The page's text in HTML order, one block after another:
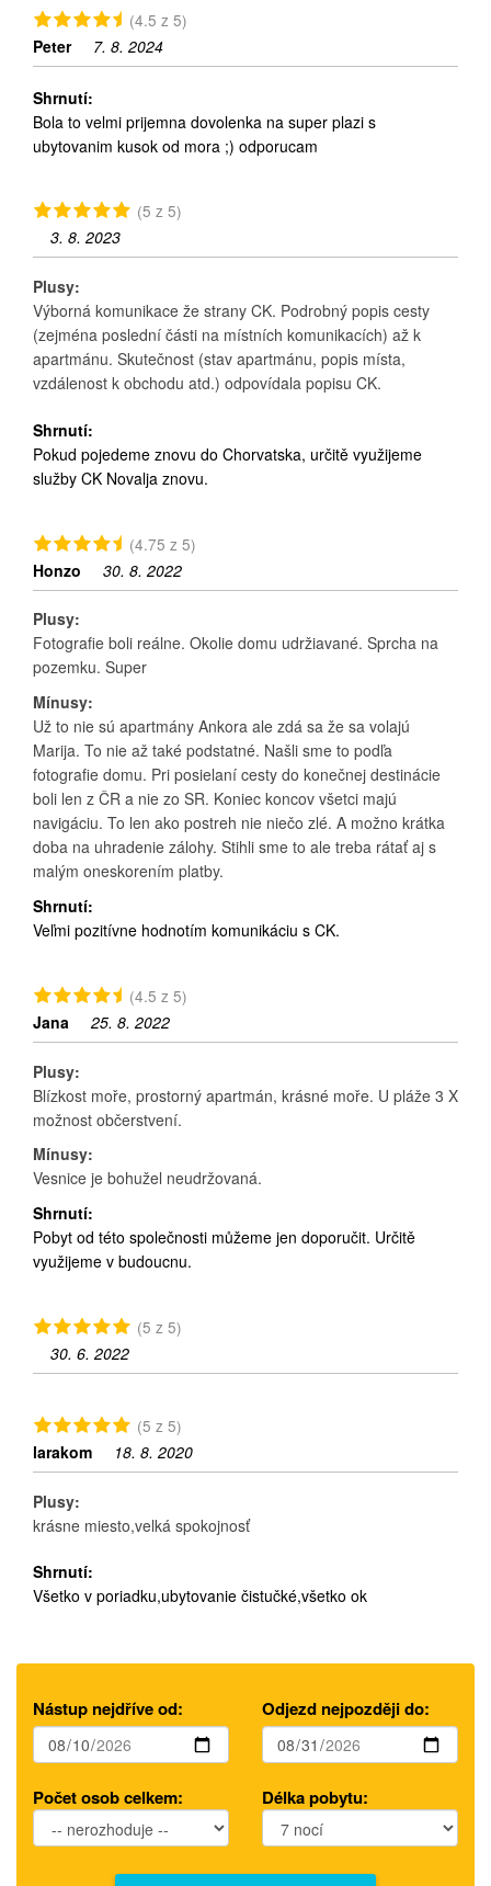
(4.5 z 5)
Peter
7. 8. 2024
Shrnutí:
Bola to velmi prijemna dovolenka na super plazi s
ubytovanim kusok od mora ;) odporucam
(5 z 5)
3. 8. 2023
Plusy:
Výborná komunikace že strany CK. Podrobný popis cesty
(zejména poslední části na místních komunikacích) až k
apartmánu. Skutečnost (stav apartmánu, popis místa,
vzdálenost k obchodu atd.) odpovídala popisu CK.
Shrnutí:
Pokud pojedeme znovu do Chorvatska, určitě využijeme
služby CK Novalja znovu.
(4.75 z 5)
Honzo
30. 8. 2022
Plusy:
Fotografie boli reálne. Okolie domu udržiavané. Sprcha na
pozemku. Super
Mínusy:
Už to nie sú apartmány Ankora ale zdá sa že sa volajú
Marija. To nie až také podstatné. Našli sme to podľa
fotografie domu. Pri posielaní cesty do konečnej destinácie
boli len z ČR a nie zo SR. Koniec koncov všetci majú
navigáciu. To len ako postreh nie niečo zlé. A možno krátka
doba na uhradenie zálohy. Stihli sme to ale treba rátať aj s
malým oneskorením platby.
Shrnutí:
Veľmi pozitívne hodnotím komunikáciu s CK.
(4.5 z 5)
Jana
25. 8. 2022
Plusy:
Blízkost moře, prostorný apartmán, krásné moře. U pláže 3 X
možnost občerstvení.
Mínusy:
Vesnice je bohužel neudržovaná.
Shrnutí:
Pobyt od této společnosti můžeme jen doporučit. Určitě
využijeme v budoucnu.
(5 z 5)
30. 6. 2022
(5 z 5)
larakom
18. 8. 2020
Plusy:
krásne miesto,velká spokojnosť
Shrnutí:
Všetko v poriadku,ubytovanie čistučké,všetko ok
Nástup nejdříve od: Odjezd nejpozději do:
Počet osob celkem: Délka pobytu: